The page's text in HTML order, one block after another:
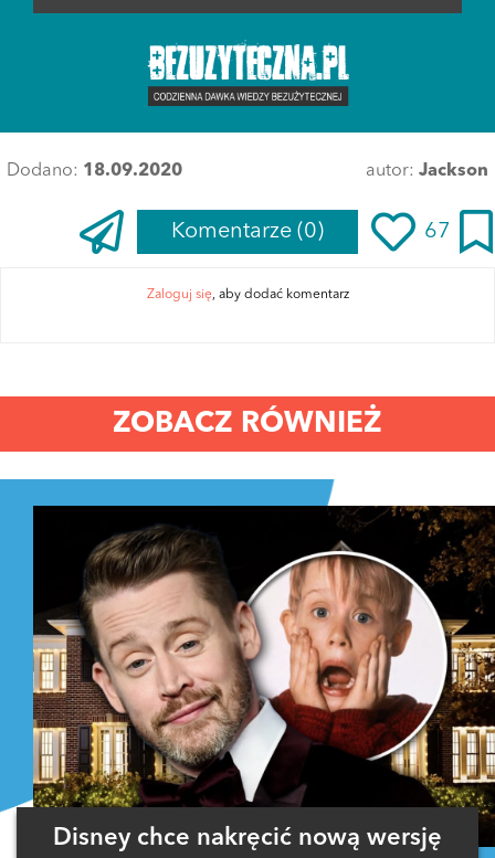
Dodano: 18.09.2020 autor: Jackson
Komentarze (0) 67
Zaloguj się, aby dodać komentarz
ZOBACZ RÓWNIEŻ
Disney chce nakręcić nową wersję